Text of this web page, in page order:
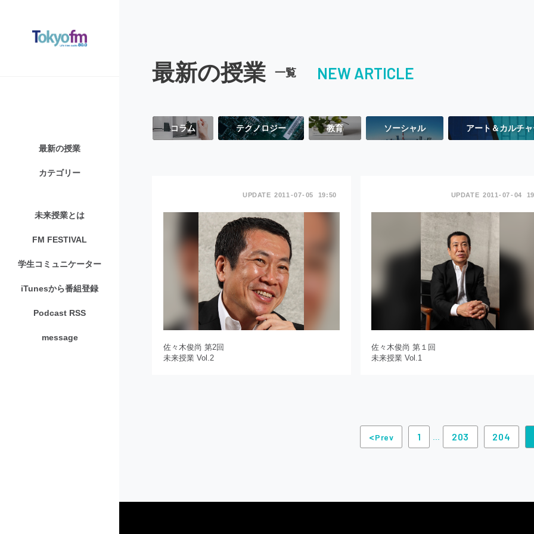
最新の授業
カテゴリー
未来授業とは
FM FESTIVAL
学生コミュニケーター
iTunesから番組登録
Podcast RSS
message
最新の授業 一覧 NEW ARTICLE
コラム テクノロジー 教育 ソーシャル アート＆カルチ
2011 07 05 19:50
佐々木俊尚 第2回
未来授業 Vol.2
2011 07 04
佐々木俊尚 第１回
未来授業 Vol.1
<Prev 1 203 204